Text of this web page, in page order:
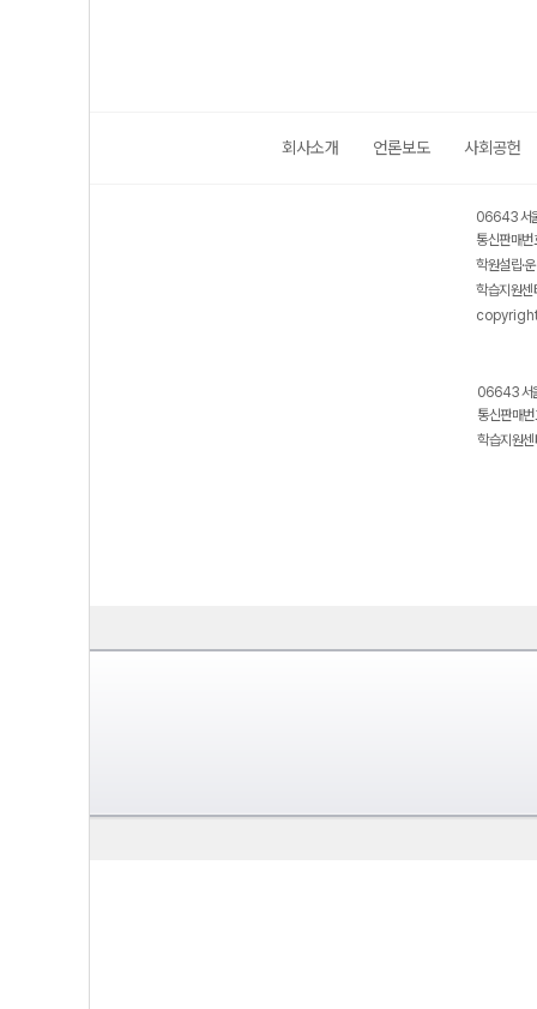
회사소개 언론보도 사회공헌
06643 서
통신판매
학원설립·
학습지원
06643 서
통신판매
학습지원